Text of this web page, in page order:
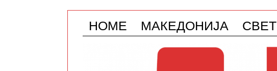
HOME МАКЕДОНИЈА СВЕТ